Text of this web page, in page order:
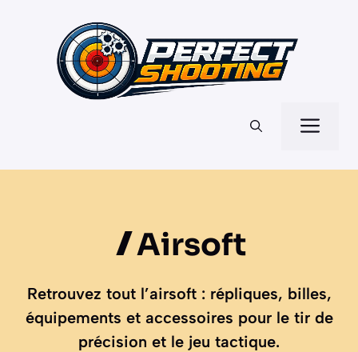
Airsoft
Retrouvez tout l’airsoft : répliques, billes,
équipements et accessoires pour le tir de
précision et le jeu tactique.